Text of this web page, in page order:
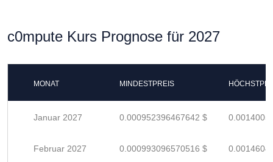
c0mpute Kurs Prognose für 2027
MONAT MINDESTPREIS
Januar 2027 0.000952396467642 $
Februar 2027 0.000993096570516 $